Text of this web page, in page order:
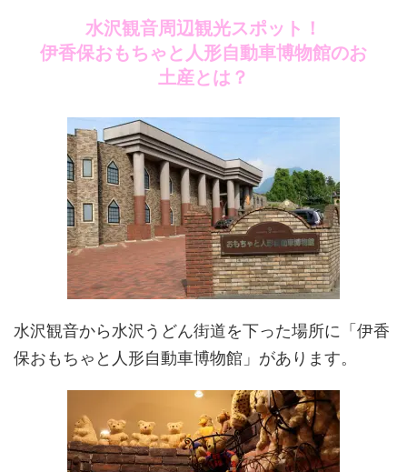
水沢観音周辺観光スポット！
伊香保おもちゃと人形自動車博物館のお
土産とは？
水沢観音から水沢うどん街道を下った場所に「伊香
保おもちゃと人形自動車博物館」があります。